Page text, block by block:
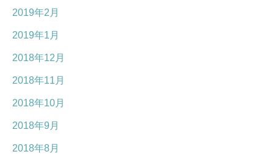
2019年2月
2019年1月
2018年12月
2018年11月
2018年10月
2018年9月
2018年8月